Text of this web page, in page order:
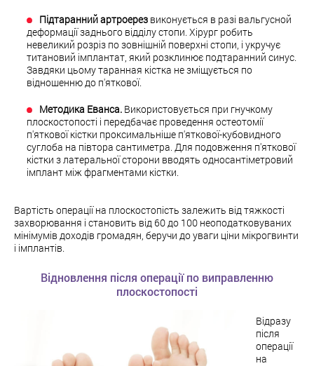
Підтаранний артроерез виконується в разі вальгусной
деформації заднього відділу стопи. Хірург робить
невеликий розріз по зовнішній поверхні стопи, і укручує
титановий імплантат, який розклинює подтаранний синус.
Завдяки цьому таранная кістка не зміщується по
відношенню до п'яткової.
Методика Еванса. Використовується при гнучкому
плоскостопості і передбачає проведення остеотомії
п'яткової кістки проксимальніше п'яткової-кубовидного
суглоба на півтора сантиметра. Для подовження п'яткової
кістки з латеральної сторони вводять односантіметровий
імплант між фрагментами кістки.
Вартість операції на плоскостопість залежить від тяжкості
захворювання і становить від 60 до 100 неоподатковуваних
мінімумів доходів громадян, беручи до уваги ціни мікрогвинти
і імплантів.
Відновлення після операції по виправленню
плоскостопості
Відразу
після
операції
на